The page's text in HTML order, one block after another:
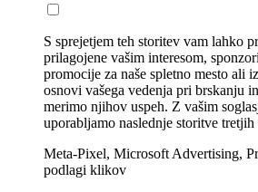
S sprejetjem teh storitev vam lahko
prilagojene vašim interesom,
promocije za naše spletno mesto ali
osnovi vašega vedenja pri brskanju
merimo njihov uspeh. Z vašim
uporabljamo naslednje storitve tretjih
Meta-Pixel, Microsoft Advertising,
podlagi klikov